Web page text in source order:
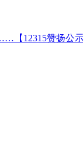
【12315赞扬公